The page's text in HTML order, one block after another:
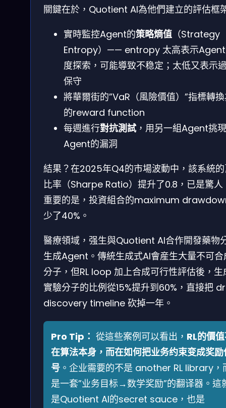
關鍵在於，Quotient AI為他們建立的評估框
實時監控Agent的策略熵值 （Strategy
Entropy）—— entropy 太高表示
度探索，可能導致不稳定；太低又表示
保守
將華爾街的”VaR（風險價值）”指標轉換
的reward function
每週進行對抗測試 ，用另一組Agent挑
Agent的漏洞
結果？在2025年Q4的市場波動中，該系統
比率（Sharpe Ratio）提升了0.8，已是驚人
重要的是，投資組合的maximum
少了40%。
醫療領域，强生與Quotient AI合作開發藥物
生成Agent。傳統生成式AI會産生大量不可合
分子，但RL loop 加上合成可行性評估後，生
實驗分子的比例從15%提升到60%，直接把
discovery timeline 砍掉一年。
Pro Tip： 從這些案例可以看出， RL的價
在算法本身，而在如何把业务约束变成奖励
号 。企业需要的不是 another RL library，
是一套”业务目标→数学奖励”的翻译器。這
是Quotient AI的secret sauce，也是